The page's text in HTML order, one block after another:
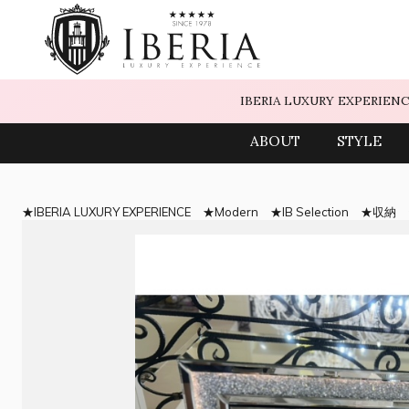
IBERIA LUXURY
ABOUT STYLE
IBERIA LUXURY EXPERIENCE Modern IB Selection 収納